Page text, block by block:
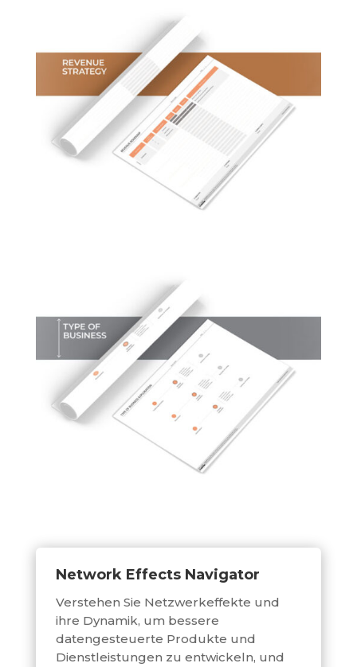
Network Effects Navigator
Verstehen Sie Netzwerkeffekte und
ihre Dynamik, um bessere
datengesteuerte Produkte und
Dienstleistungen zu entwickeln, und